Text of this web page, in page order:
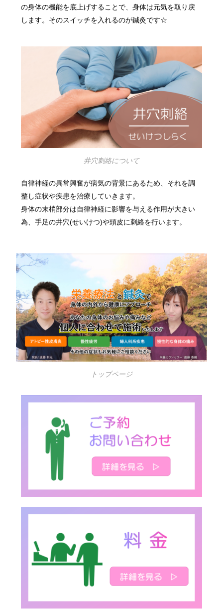
の身体の機能を底上げすることで、身体は元気を取り戻
します。そのスイッチを入れるのが鍼灸です☆
井穴刺絡について
自律神経の異常興奮が病気の背景にあるため、それを調
整し症状や疾患を治療していきます。
身体の末梢部分は自律神経に影響を与える作用が大きい
為、手足の井穴(せいけつ)や頭皮に刺絡を行います。
トップページ